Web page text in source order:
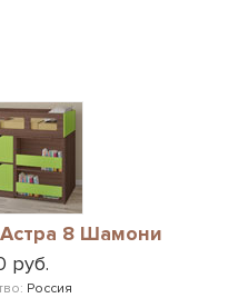
8 Шамони
руб.
Россия